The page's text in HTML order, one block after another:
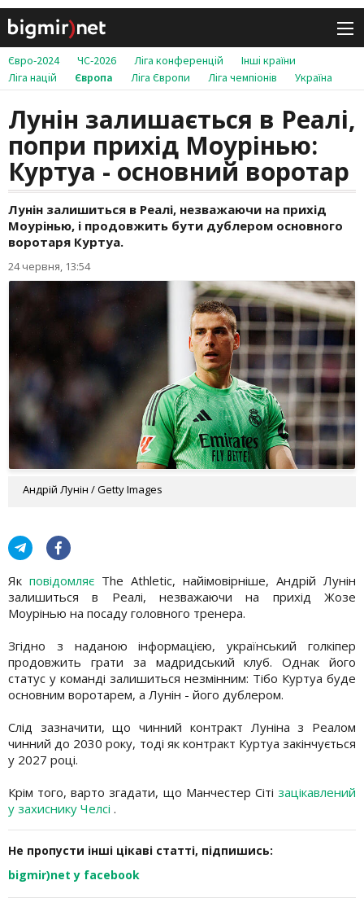
Євро-2024 ЧС-2026 Ліга конференцій
Інші країни
Ліга націй
Європа Ліга Європи Ліга чемпіонів Україна
Лунін залишається в Реалі,
попри прихід Моурінью:
Куртуа - основний воротар
Лунін залишиться в Реалі, незважаючи на прихід
Моурінью, і продовжить бути дублером основного
воротаря Куртуа.
24 червня, 13:54
Андрій Лунін / Getty Images
Як повідомляє The Athletic, найімовірніше, Андрій Лунін
залишиться в Реалі, незважаючи на прихід Жозе
Моурінью на посаду головного тренера.
Згідно з наданою інформацією, український голкіпер
продовжить грати за мадридський клуб. Однак його
статус у команді залишиться незмінним: Тібо Куртуа буде
основним воротарем, а Лунін - його дублером.
Слід зазначити, що чинний контракт Луніна з Реалом
чинний до 2030 року, тоді як контракт Куртуа закінчується
у 2027 році.
Крім того, варто згадати, що Манчестер Сіті зацікавлений
у захиснику Челсі .
Не пропусти інші цікаві статті, підпишись:
bigmir)net у facebook